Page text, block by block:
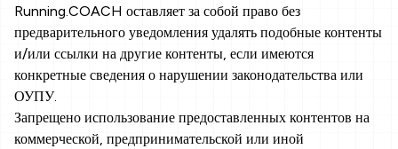
Running.COACH оставляет за собой право без
предварительного уведомления удалять подобные контенты
и/или ссылки на другие контенты, если имеются
конкретные сведения о нарушении законодательства или
ОУПУ.
Запрещено использование предоставленных контентов на
коммерческой, предпринимательской или иной